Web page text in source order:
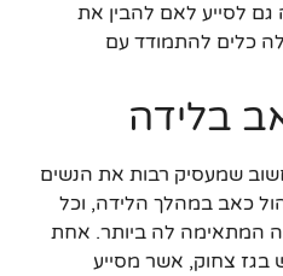
גם לסייע לאם להבין את
כלים להתמודד עם
בלידה
שמעסיק רבות את הנשים
כאב במהלך הלידה, וכל
המתאימה לה ביותר. אחת
בגז צחוק, אשר מסייע